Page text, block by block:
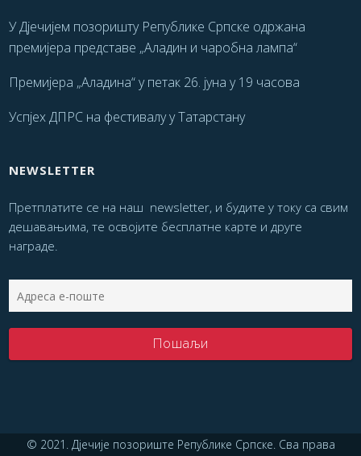
У Дјечијем позоришту Републике Српске одржана
премијера представе „Аладин и чаробна лампа“
Премијера „Аладина“ у петак 26. јуна у 19 часова
Успјех ДПРС на фестивалу у Татарстану
NEWSLETTER
Претплатите се на наш newsletter, и будите у току са свим
дешавањима, те освојите бесплатне карте и друге
награде.
© 2021. Дјечије позориште Републике Српске. Сва права